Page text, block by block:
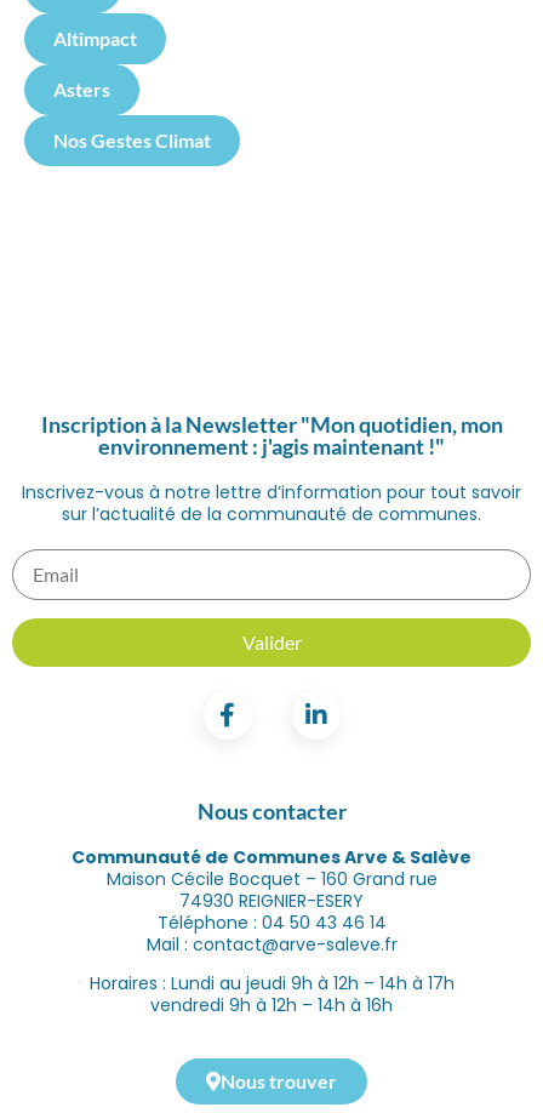
Altimpact
Asters
Nos Gestes Climat
Inscription à la Newsletter "Mon quotidien, mon
environnement : j'agis maintenant !"
Inscrivez-vous à notre lettre d’information pour tout savoir
sur l’actualité de la communauté de communes.
Nous contacter
Communauté de Communes Arve & Salève
Maison Cécile Bocquet – 160 Grand rue
74930 REIGNIER-ESERY
Téléphone : 04 50 43 46 14
Mail : contact@arve-saleve.fr
Horaires : Lundi au jeudi 9h à 12h – 14h à 17h
vendredi 9h à 12h – 14h à 16h
Nous trouver